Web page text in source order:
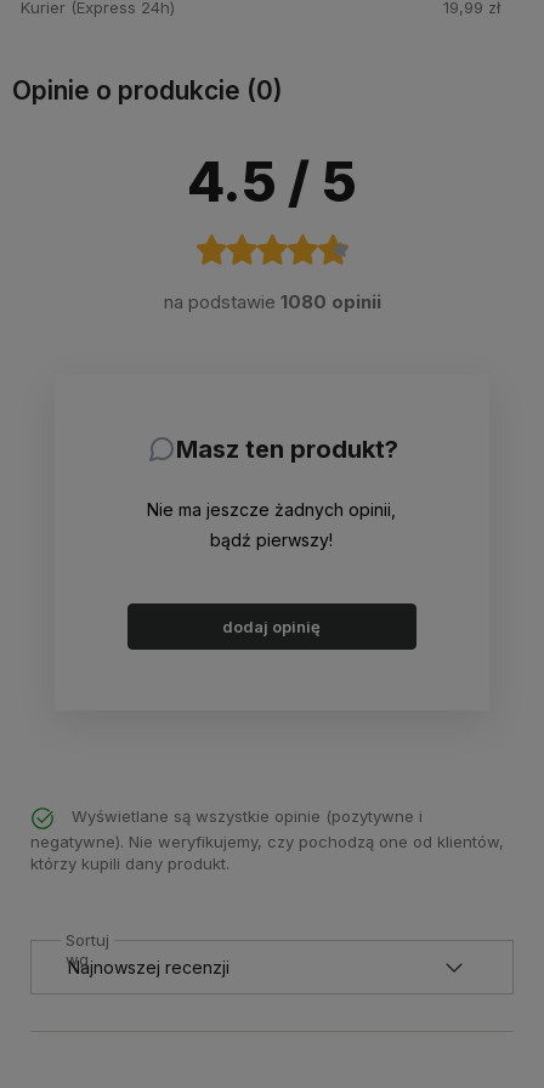
Kurier (Express 24h) 19,99 zł
Opinie o produkcie (0)
4.5 / 5
na podstawie 1080 opinii
Masz ten produkt?
Nie ma jeszcze żadnych opinii,
bądź pierwszy!
dodaj opinię
Wyświetlane są wszystkie opinie (pozytywne i
negatywne). Nie weryfikujemy, czy pochodzą one od klientów,
którzy kupili dany produkt.
Sortuj
wg